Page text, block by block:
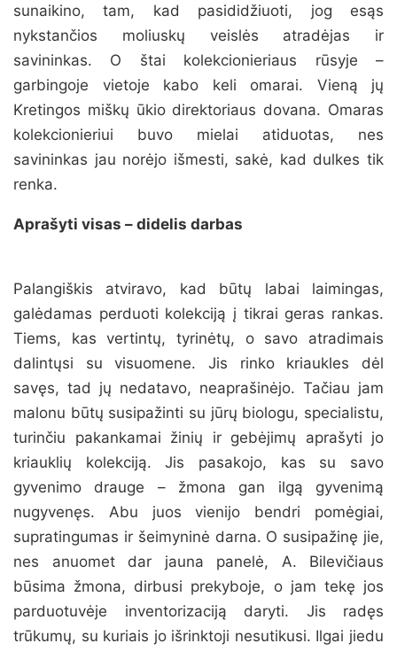
sunaikino, tam, kad pasididžiuoti, jog esąs
nykstančios moliuskų veislės atradėjas ir
savininkas. O štai kolekcionieriaus rūsyje –
garbingoje vietoje kabo keli omarai. Vieną jų
Kretingos miškų ūkio direktoriaus dovana. Omaras
kolekcionieriui buvo mielai atiduotas, nes
savininkas jau norėjo išmesti, sakė, kad dulkes tik
renka.
Aprašyti visas – didelis darbas
Palangiškis atviravo, kad būtų labai laimingas,
galėdamas perduoti kolekciją į tikrai geras rankas.
Tiems, kas vertintų, tyrinėtų, o savo atradimais
dalintųsi su visuomene. Jis rinko kriaukles dėl
savęs, tad jų nedatavo, neaprašinėjo. Tačiau jam
malonu būtų susipažinti su jūrų biologu, specialistu,
turinčiu pakankamai žinių ir gebėjimų aprašyti jo
kriauklių kolekciją. Jis pasakojo, kas su savo
gyvenimo drauge – žmona gan ilgą gyvenimą
nugyvenęs. Abu juos vienijo bendri pomėgiai,
supratingumas ir šeimyninė darna. O susipažinę jie,
nes anuomet dar jauna panelė, A. Bilevičiaus
būsima žmona, dirbusi prekyboje, o jam tekę jos
parduotuvėje inventorizaciją daryti. Jis radęs
trūkumų, su kuriais jo išrinktoji nesutikusi. Ilgai jiedu